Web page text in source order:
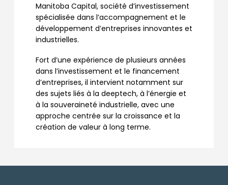
Manitoba Capital, société d’investissement
spécialisée dans l’accompagnement et le
développement d’entreprises innovantes et
industrielles.
Fort d’une expérience de plusieurs années
dans l’investissement et le financement
d’entreprises, il intervient notamment sur
des sujets liés à la deeptech, à l’énergie et
à la souveraineté industrielle, avec une
approche centrée sur la croissance et la
création de valeur à long terme.